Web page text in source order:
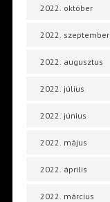
2022. október
2022. szeptember
2022. augusztus
2022. július
2022. június
2022. május
2022. április
2022. március